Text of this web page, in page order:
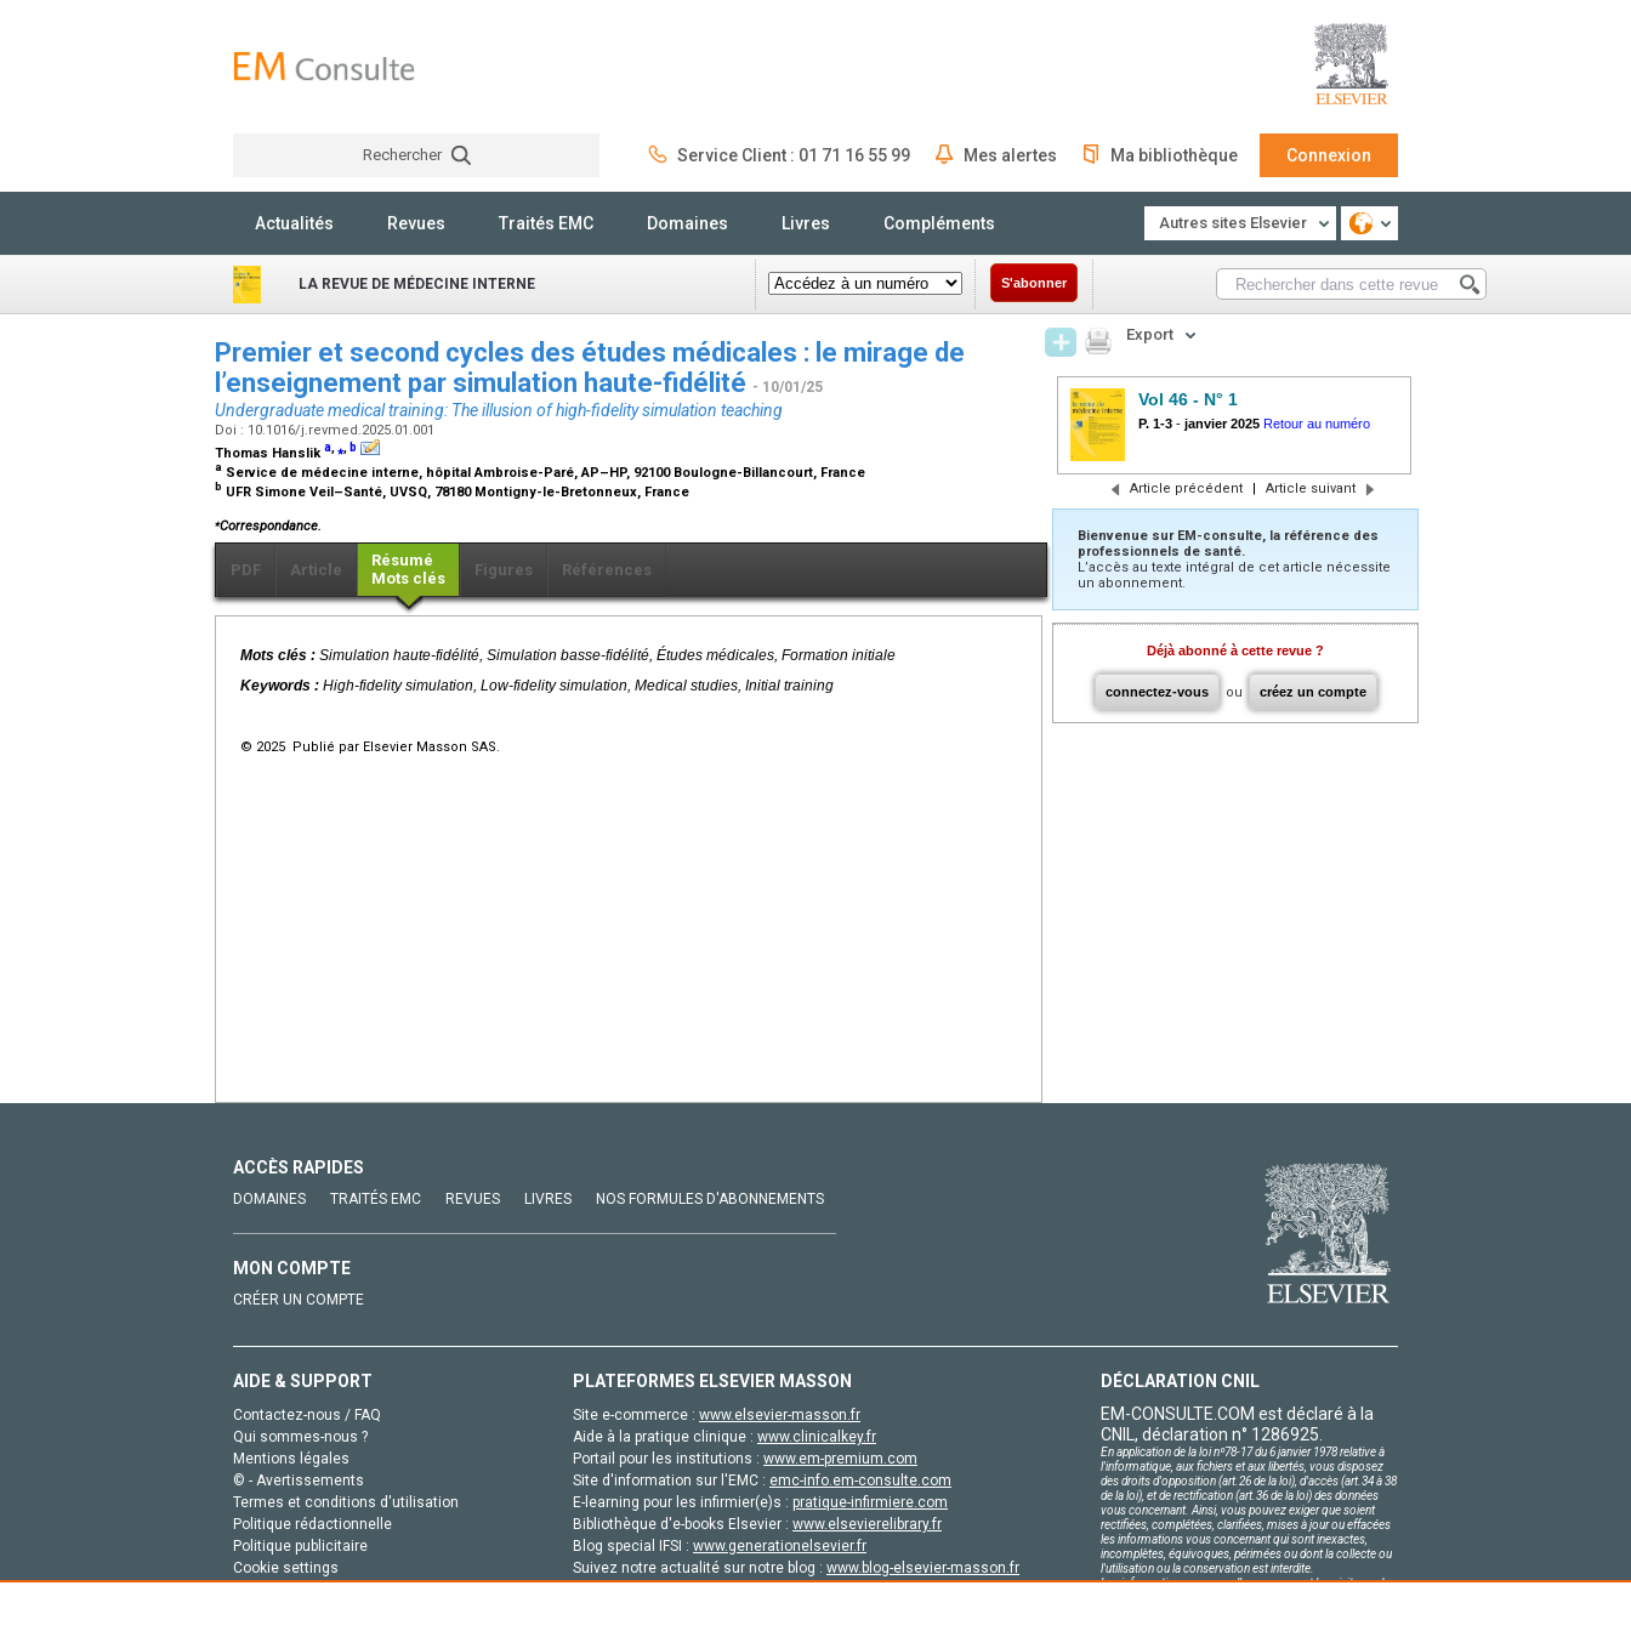
Rechercher Service Client : 01 71 16 55 99 Mes alertes Ma bibliothèque Connexion
Actualités Revues Traités EMC Domaines Livres Compléments Autres sites Elsevier
LA REVUE DE MÉDECINE INTERNE S'abonner
Premier et second cycles des études médicales : le mirage de
l’enseignement par simulation haute-fidélité - 10/01/25
Undergraduate medical training: The illusion of high-fidelity simulation teaching
Doi : 10.1016/j.revmed.2025.01.001
Thomas Hanslika,⁎, b
a Service de médecine interne, hôpital Ambroise-Paré, AP–HP, 92100 Boulogne-Billancourt, France
b UFR Simone Veil–Santé, UVSQ, 78180 Montigny-le-Bretonneux, France
⁎Correspondance.
PDF Article
Résumé
Mots clés
Figures Références
Mots clés : Simulation haute-fidélité, Simulation basse-fidélité, Études médicales, Formation initiale
Keywords : High-fidelity simulation, Low-fidelity simulation, Medical studies, Initial training
© 2025 Publié par Elsevier Masson SAS.
Export
Vol 46 - N° 1
P. 1-3 - janvier 2025 Retour au numéro
Article précédent | Article suivant
Bienvenue sur EM-consulte, la référence des
professionnels de santé.
L’accès au texte intégral de cet article nécessite
un abonnement.
Déjà abonné à cette revue ?
connectez-vous ou créez un compte
ACCÈS RAPIDES
DOMAINES TRAITÉS EMC REVUES LIVRES NOS FORMULES D'ABONNEMENTS
MON COMPTE
CRÉER UN COMPTE
AIDE & SUPPORT
Contactez-nous / FAQ
Qui sommes-nous ?
Mentions légales
© - Avertissements
Termes et conditions d'utilisation
Politique rédactionnelle
Politique publicitaire
Cookie settings
PLATEFORMES ELSEVIER MASSON
Site e-commerce : www.elsevier-masson.fr
Aide à la pratique clinique : www.clinicalkey.fr
Portail pour les institutions : www.em-premium.com
Site d'information sur l'EMC : emc-info.em-consulte.com
E-learning pour les infirmier(e)s : pratique-infirmiere.com
Bibliothèque d'e-books Elsevier : www.elsevierelibrary.fr
Blog special IFSI : www.generationelsevier.fr
Suivez notre actualité sur notre blog : www.blog-elsevier-masson.fr
DÉCLARATION CNIL
EM-CONSULTE.COM est déclaré à la
CNIL, déclaration n° 1286925.
En application de la loi nº78-17 du 6 janvier 1978 relative à
l'informatique, aux fichiers et aux libertés, vous disposez
des droits d'opposition (art.26 de la loi), d'accès (art.34 à 38
de la loi), et de rectification (art.36 de la loi) des données
vous concernant. Ainsi, vous pouvez exiger que soient
rectifiées, complétées, clarifiées, mises à jour ou effacées
les informations vous concernant qui sont inexactes,
incomplètes, équivoques, périmées ou dont la collecte ou
l'utilisation ou la conservation est interdite.
Les informations personnelles concernant les visiteurs de